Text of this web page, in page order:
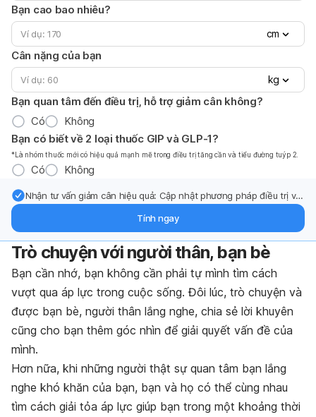
Bạn cao bao nhiêu?
cm
Cân nặng của bạn
kg
Bạn quan tâm đến điều trị, hỗ trợ giảm cân không?
Có
Không
Bạn có biết về 2 loại thuốc GIP và GLP-1?
*Là nhóm thuốc mới có hiệu quả mạnh mẽ trong điều trị tăng cần và tiểu đường tuýp 2.
Có Không
Nhận tư vấn giảm cân hiệu quả: Cập nhật phương pháp điều trị và
Tính ngay
Trò chuyện với người thân, bạn bè
Bạn cần nhớ, bạn không cần phải tự mình tìm cách
vượt qua áp lực trong cuộc sống. Đôi lúc, trò chuyện và
được bạn bè, người thân lắng nghe, chia sẻ lời khuyên
cũng cho bạn thêm góc nhìn để giải quyết vấn đề của
mình.
Hơn nữa, khi những người thật sự quan tâm bạn lắng
nghe khó khăn của bạn, bạn và họ có thể cùng nhau
tìm cách giải tỏa áp lực giúp bạn trong một khoảng thời